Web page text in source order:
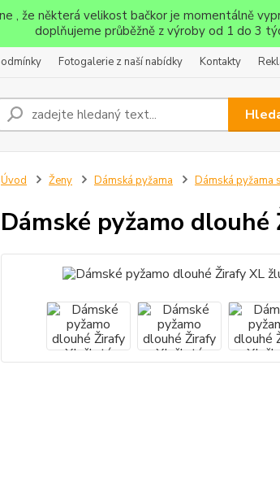
, že některá velikost bačkor je momentálně
doplňujeme průběžně z výroby od 1 do 3
Fotogalerie z naší nabídky Kontakty
Úvod Ženy Dámská pyžama Dámská pyžama
Dámské pyžamo